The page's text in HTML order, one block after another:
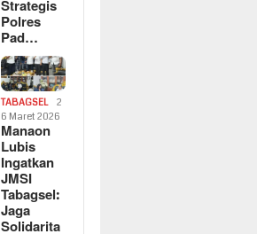
Strategis
Polres
Pad…
TABAGSEL
2
6 Maret 2026
Manaon
Lubis
Ingatkan
JMSI
Tabagsel:
Jaga
Solidarita